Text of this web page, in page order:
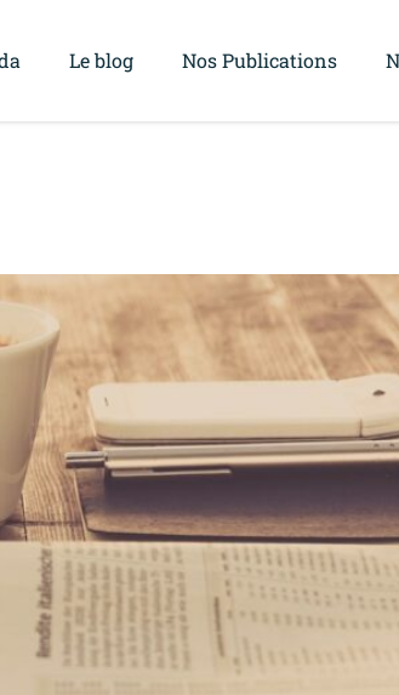
Le blog Nos Publications